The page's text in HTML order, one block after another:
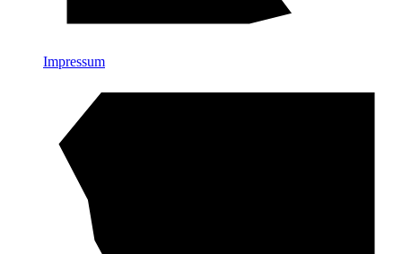
Impressum